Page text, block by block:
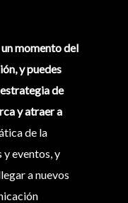
momento del
y puedes
de
y atraer a
de la
eventos, y
a nuevos